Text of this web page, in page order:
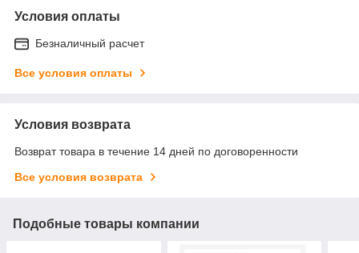
Условия оплаты
Безналичный расчет
Все условия оплаты
Условия возврата
Возврат товара в течение 14 дней по договоренности
Все условия возврата
Подобные товары компании